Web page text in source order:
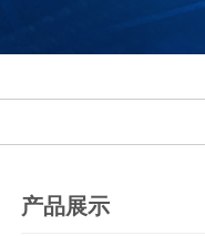
产品展示